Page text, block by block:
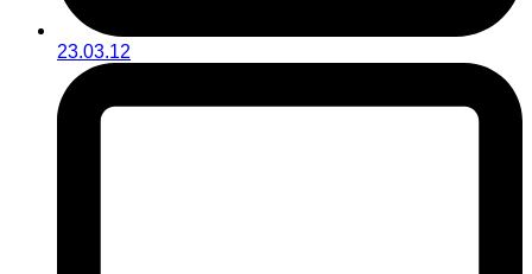
23.03.12